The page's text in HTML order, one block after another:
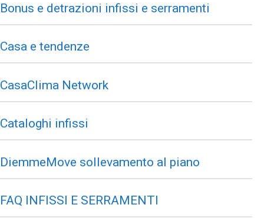
Bonus e detrazioni infissi e serramenti
Casa e tendenze
CasaClima Network
Cataloghi infissi
DiemmeMove sollevamento al piano
FAQ INFISSI E SERRAMENTI